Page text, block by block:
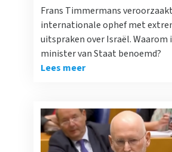
Frans Timmermans veroorzaakt
internationale ophef met
uitspraken over Israël.
minister van Staat benoemd?
Lees meer